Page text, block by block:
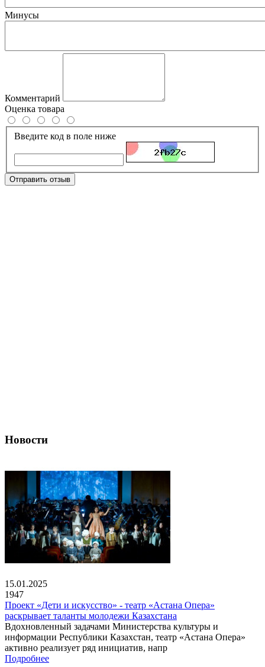
Минусы
Комментарий
Оценка товара
Введите код в поле ниже
Отправить отзыв
Новости
15.01.2025
1947
Проект «Дети и искусство» - театр «Астана Опера»
раскрывает таланты молодежи Казахстана
Вдохновленный задачами Министерства культуры и
информации Республики Казахстан, театр «Астана Опера»
активно реализует ряд инициатив, напр
Подробнее